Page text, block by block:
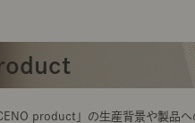
product」の生産背景や製品へ